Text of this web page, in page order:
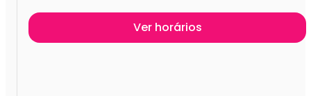
Ver horários